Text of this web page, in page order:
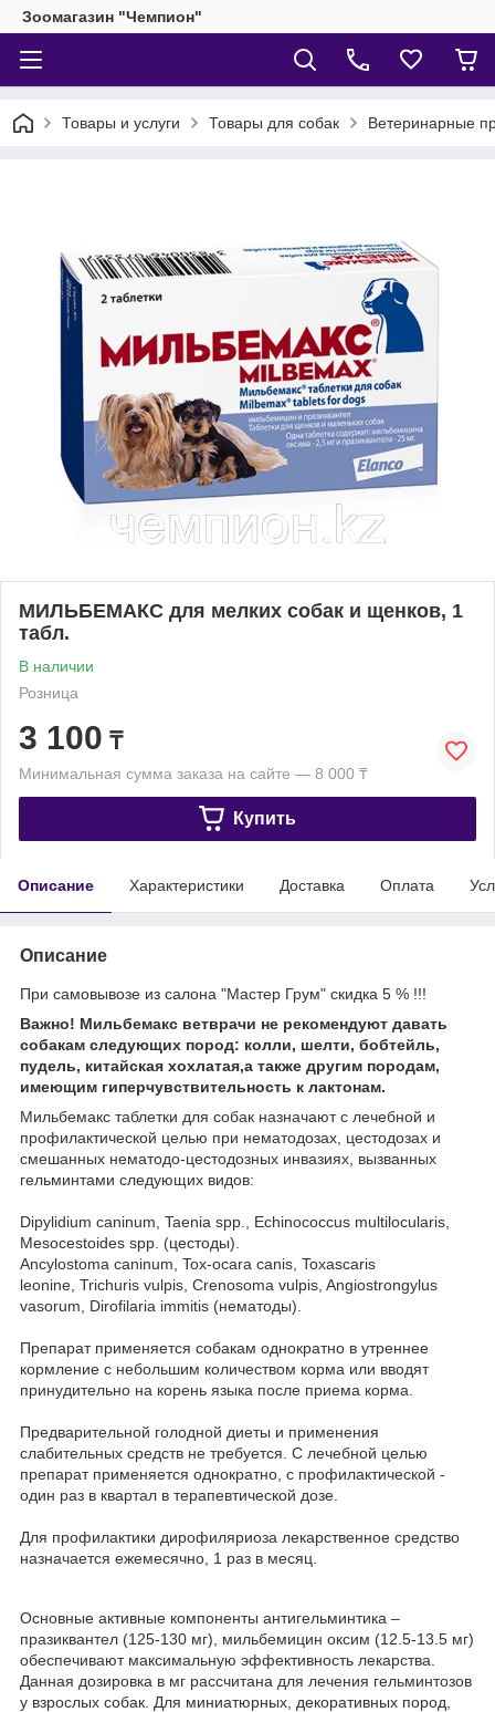
Зоомагазин "Чемпион"
Товары и услуги Товары для собак Ветеринарные
МИЛЬБЕМАКС для мелких собак и щенков, 1
табл.
В наличии
Розница
3 100 ₸
Минимальная сумма заказа на сайте — 8 000 ₸
Купить
Описание Характеристики Доставка Оплата
Описание
При самовывозе из салона "Мастер Грум" скидка 5 % !!!
Важно! Мильбемакс ветврачи не рекомендуют давать
собакам следующих пород: колли, шелти, бобтейль,
пудель, китайская хохлатая,а также другим породам,
имеющим гиперчувствительность к лактонам.
Мильбемакс таблетки для собак назначают с лечебной и
профилактической целью при нематодозах, цестодозах и
смешанных нематодо-цестодозных инвазиях, вызванных
гельминтами следующих видов:
Dipylidium caninum, Taenia spp., Echinococcus multilocularis,
Mesocestoides spp. (цестоды).
Ancylostoma caninum, Tox-ocara canis, Toxascaris
leonine, Trichuris vulpis, Crenosoma vulpis, Angiostrongylus
vasorum, Dirofilaria immitis (нематоды).
Препарат применяется собакам однократно в утреннее
кормление с небольшим количеством корма или вводят
принудительно на корень языка после приема корма.
Предварительной голодной диеты и применения
слабительных средств не требуется. С лечебной целью
препарат применяется однократно, с профилактической -
один раз в квартал в терапевтической дозе.
Для профилактики дирофиляриоза лекарственное средство
назначается ежемесячно, 1 раз в месяц.
Основные активные компоненты антигельминтика –
празиквантел (125-130 мг), мильбемицин оксим (12.5-13.5 мг)
обеспечивают максимальную эффективность лекарства.
Данная дозировка в мг рассчитана для лечения гельминтозов
у взрослых собак. Для миниатюрных, декоративных пород,